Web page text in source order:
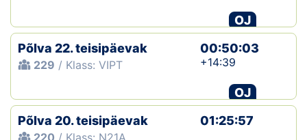
OJ
Põlva 22. teisipäevak
229 / Klass: VIPT
00:50:03
+14:39
OJ
Põlva 20. teisipäevak
220 / Klass: N21A
01:25:57